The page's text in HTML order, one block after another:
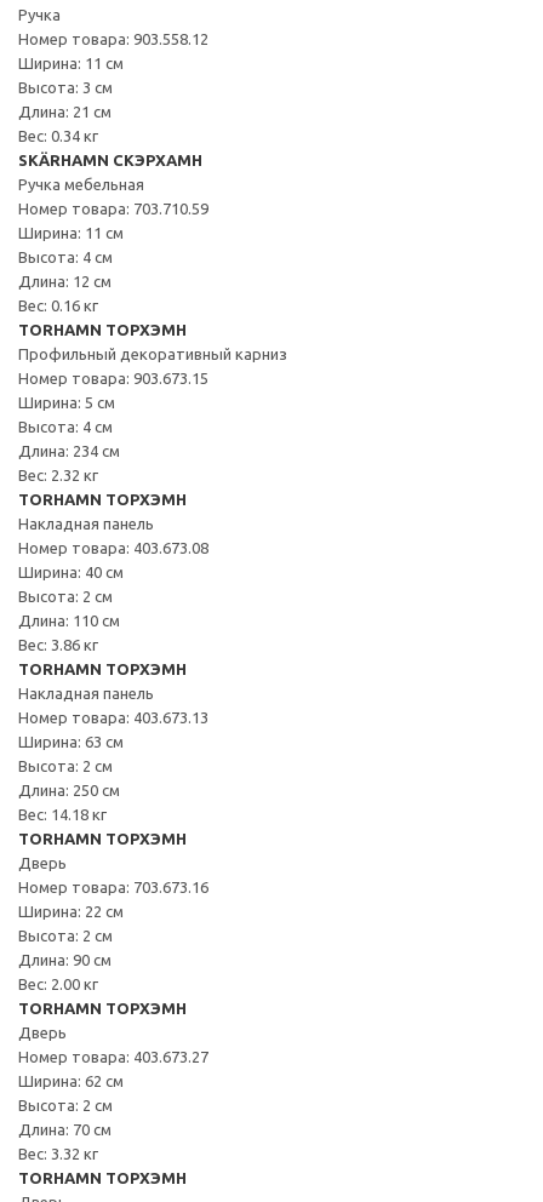
Ручка
Номер товара: 903.558.12
Ширина: 11 см
Высота: 3 см
Длина: 21 см
Вес: 0.34 кг
SKÄRHAMN СКЭРХАМН
Ручка мебельная
Номер товара: 703.710.59
Ширина: 11 см
Высота: 4 см
Длина: 12 см
Вес: 0.16 кг
TORHAMN ТОРХЭМН
Профильный декоративный карниз
Номер товара: 903.673.15
Ширина: 5 см
Высота: 4 см
Длина: 234 см
Вес: 2.32 кг
TORHAMN ТОРХЭМН
Накладная панель
Номер товара: 403.673.08
Ширина: 40 см
Высота: 2 см
Длина: 110 см
Вес: 3.86 кг
TORHAMN ТОРХЭМН
Накладная панель
Номер товара: 403.673.13
Ширина: 63 см
Высота: 2 см
Длина: 250 см
Вес: 14.18 кг
TORHAMN ТОРХЭМН
Дверь
Номер товара: 703.673.16
Ширина: 22 см
Высота: 2 см
Длина: 90 см
Вес: 2.00 кг
TORHAMN ТОРХЭМН
Дверь
Номер товара: 403.673.27
Ширина: 62 см
Высота: 2 см
Длина: 70 см
Вес: 3.32 кг
TORHAMN ТОРХЭМН